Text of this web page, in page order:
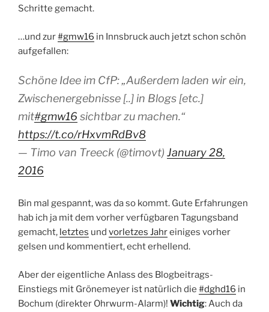
Schritte gemacht.
…und zur#gmw16 in Innsbruck auch jetzt schon schön
aufgefallen:
Schöne Idee im CfP: „Außerdem laden wir ein,
Zwischenergebnisse [..] in Blogs [etc.]
mit#gmw16 sichtbar zu machen.“
https://t.co/rHxvmRdBv8
— Timo van Treeck (@timovt) January 28,
2016
Bin mal gespannt, was da so kommt. Gute Erfahrungen
hab ich ja mit dem vorher verfügbaren Tagungsband
gemacht, letztes und vorletzes Jahreiniges vorher
gelsen und kommentiert, echt erhellend.
Aber der eigentliche Anlass des Blogbeitrags-
Einstiegs mit Grönemeyer ist natürlich die #dghd16 in
Bochum (direkter Ohrwurm-Alarm)! Wichtig: Auch da